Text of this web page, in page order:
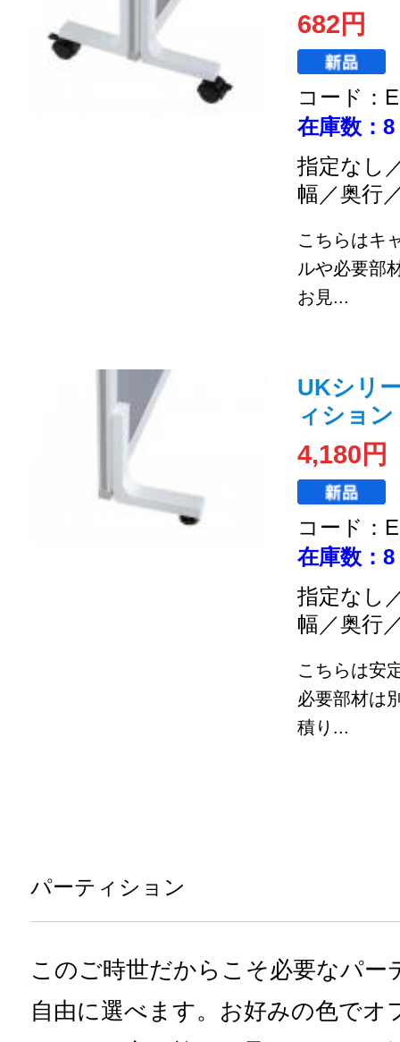
682円
コード：
在庫数：8
指定なし
幅／奥行
こちらはキ
ルや必要部
お見...
UKシリ
ィション
4,180円
コード：
在庫数：8
指定なし
幅／奥行
こちらは安
必要部材は
積り...
パーティション
このご時世だからこそ必要なパー
自由に選べます。お好みの色で